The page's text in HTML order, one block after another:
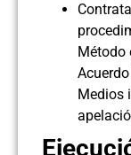
Método
Medios